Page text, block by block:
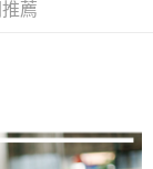
。 讓您購物簡單
「AFTEE先享後付」
薦